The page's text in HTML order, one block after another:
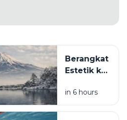
Berangkat
Estetik ke
Dingin,
Jangan
in 6 hours